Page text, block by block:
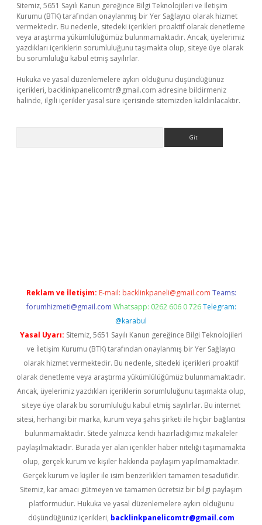
Sitemiz, 5651 Sayılı Kanun gereğince Bilgi Teknolojileri ve İletişim
Kurumu (BTK) tarafından onaylanmış bir Yer Sağlayıcı olarak hizmet
vermektedir. Bu nedenle, sitedeki içerikleri proaktif olarak denetleme
veya araştırma yükümlülüğümüz bulunmamaktadır. Ancak, üyelerimiz
yazdıkları içeriklerin sorumluluğunu taşımakta olup, siteye üye olarak
bu sorumluluğu kabul etmiş sayılırlar.
Hukuka ve yasal düzenlemelere aykırı olduğunu düşündüğünüz
içerikleri, backlinkpanelicomtr@gmail.com adresine bildirmeniz
halinde, ilgili içerikler yasal süre içerisinde sitemizden kaldırılacaktır.
Reklam ve İletişim: E-mail: backlinkpaneli@gmail.com Teams:
forumhizmeti@gmail.com Whatsapp: 0262 606 0 726 Telegram:
@karabul
Yasal Uyarı: Sitemiz, 5651 Sayılı Kanun gereğince Bilgi Teknolojileri
ve İletişim Kurumu (BTK) tarafından onaylanmış bir Yer Sağlayıcı
olarak hizmet vermektedir. Bu nedenle, sitedeki içerikleri proaktif
olarak denetleme veya araştırma yükümlülüğümüz bulunmamaktadır.
Ancak, üyelerimiz yazdıkları içeriklerin sorumluluğunu taşımakta olup,
siteye üye olarak bu sorumluluğu kabul etmiş sayılırlar. Bu internet
sitesi, herhangi bir marka, kurum veya şahıs şirketi ile hiçbir bağlantısı
bulunmamaktadır. Sitede yalnızca kendi hazırladığımız makaleler
paylaşılmaktadır. Burada yer alan içerikler haber niteliği taşımamakta
olup, gerçek kurum ve kişiler hakkında paylaşım yapılmamaktadır.
Gerçek kurum ve kişiler ile isim benzerlikleri tamamen tesadüfidir.
Sitemiz, kar amacı gütmeyen ve tamamen ücretsiz bir bilgi paylaşım
platformudur. Hukuka ve yasal düzenlemelere aykırı olduğunu
düşündüğünüz içerikleri, backlinkpanelicomtr@gmail.com